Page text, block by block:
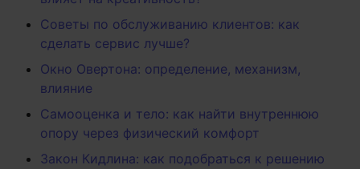
Советы по обслуживанию клиентов: как
сделать сервис лучше?
Окно Овертона: определение, механизм,
влияние
Самооценка и тело: как найти внутреннюю
опору через физический комфорт
Закон Кидлина: как подобраться к решению